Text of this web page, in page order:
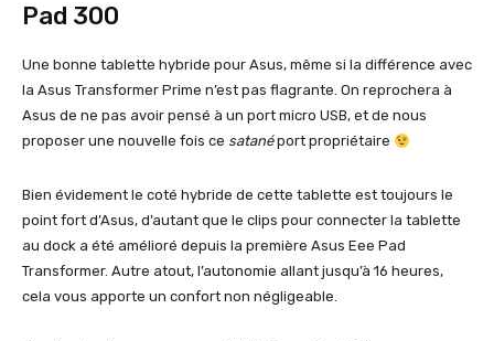
Pad 300
Une bonne tablette hybride pour Asus, même si la différence avec
la Asus Transformer Prime n’est pas flagrante. On reprochera à
Asus de ne pas avoir pensé à un port micro USB, et de nous
proposer une nouvelle fois ce satanéport propriétaire
Bien évidement le coté hybride de cette tablette est toujours le
point fort d’Asus, d’autant que le clips pour connecter la tablette
au dock a été amélioré depuis la première Asus Eee Pad
Transformer. Autre atout, l’autonomie allant jusqu’à 16 heures,
cela vous apporte un confort non négligeable.